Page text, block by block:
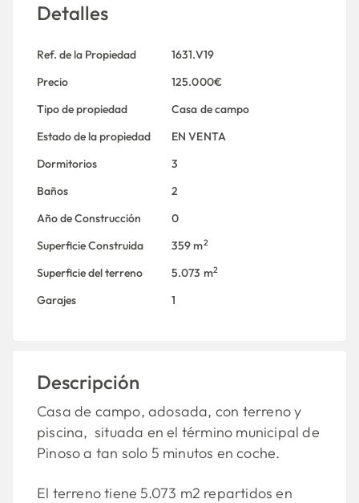
Detalles
Ref. de la Propiedad
1631.V19
Precio
125.000€
Tipo de propiedad
Casa de campo
Estado de la propiedad
EN VENTA
Dormitorios
3
Baños
2
Año de Construcción
0
Superficie Construida
359 m2
Superficie del terreno 5.073 m2
Garajes 1
Descripción
Casa de campo, adosada, con terreno y
piscina, situada en el término municipal de
Pinoso a tan solo 5 minutos en coche.
El terreno tiene 5.073 m2 repartidos en